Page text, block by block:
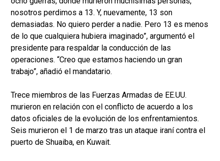
nosotros perdimos a 13. Y, nuevamente, 13 son
demasiadas. No quiero perder a nadie. Pero 13 es menos
de lo que cualquiera hubiera imaginado”, argumentó el
presidente para respaldar la conducción de las
operaciones. “Creo que estamos haciendo un gran
trabajo”, añadió el mandatario.
Trece miembros de las Fuerzas Armadas de EE.UU.
murieron en relación con el conflicto de acuerdo a los
datos oficiales de la evolución de los enfrentamientos.
Seis murieron el 1 de marzo tras un ataque iraní contra el
puerto de Shuaiba, en Kuwait.